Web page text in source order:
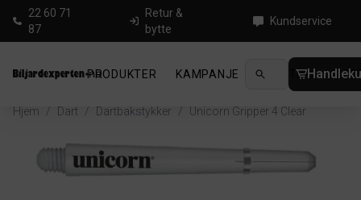
22 60 71
87
Retur &
bytte
Kundservice
PRODUKTER KAMPANJE NYHETER
Hjem / Dart / Dartbakstykker / Unicorn Gripper 4 Clear